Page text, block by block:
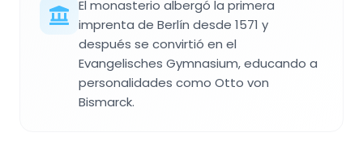
El monasterio albergó la primera
imprenta de Berlín desde 1571 y
después se convirtió en el
Evangelisches Gymnasium, educando a
personalidades como Otto von
Bismarck.